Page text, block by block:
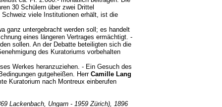
30 Schülern über zwei Drittel
viele Institutionen erhält, ist die
ganz untergebracht werden soll; es handelt
eines längeren Vertrages ermächtigt. -
sollen. An der Debatte beteiligten sich die
des Kuratoriums vorbehalten
Werkes heranzuziehen. - Ein Gesuch des
gutgeheißen. Herr Camille Lang
Kuratorium nach Montreux einberufen
Lackenbach, Ungarn - 1959 Zürich), 1896